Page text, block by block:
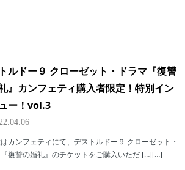
ルドー９ クローゼット・ドラマ『復讐
』カンフェティ購入者限定！特別イン
ー！vol.3
カンフェティにて、デストルドー９ クローゼット・
『復讐の婚礼』のチケットをご購入いただ […][…]